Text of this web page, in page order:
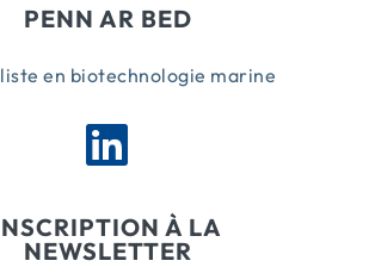
PENN AR BED
en biotechnologie marine
À LA
NEWSLETTER